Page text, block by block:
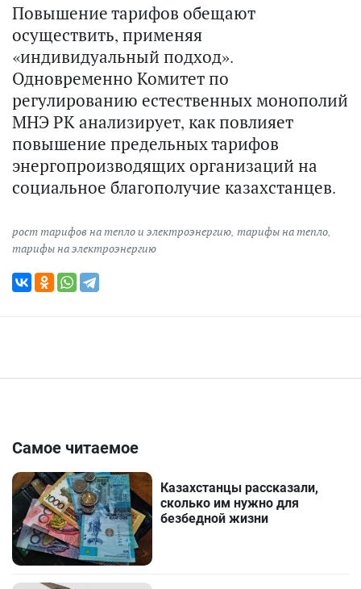
Повышение тарифов обещают
осуществить, применяя
«индивидуальный подход».
Одновременно Комитет по
регулированию естественных монополий
МНЭ РК анализирует, как повлияет
повышение предельных тарифов
энергопроизводящих организаций на
социальное благополучие казахстанцев.
рост тарифов на тепло и электроэнергию тарифы на тепло
тарифы на электроэнергию
Самое читаемое
Казахстанцы рассказали,
сколько им нужно для
безбедной жизни